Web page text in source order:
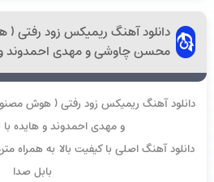
دانلود آهنگ ریمیکس زود رفتی
محسن چاوشی و مهدی احمدوند
دانلود آهنگ ریمیکس زود رفتی ( هوش
و مهدی احمدوند و هایده
دانلود آهنگ اصلی با کیفیت بالا به
بابل صدا